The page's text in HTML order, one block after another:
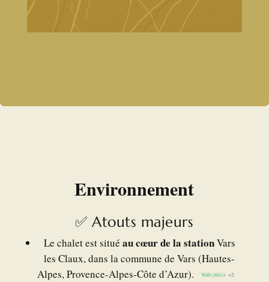
Environnement
✅ Atouts majeurs
Le chalet est situé au cœur de la stationVars
les Claux, dans la commune de Vars (Hautes-
Alpes, Provence-Alpes-Côte d’Azur).
Wikipédia +2
Vars: Station de ski Hautes-Alpes +2